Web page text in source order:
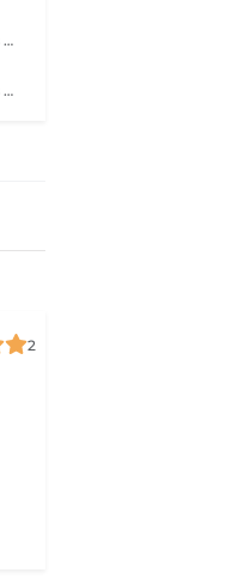
L'ensemble des soins sont des soins esthétiques, réalisés par des esthéticiennes diplômées. Ils n'ont pas de visée médicale et les massages ne sont aucunement sexuels. Vous avez pris rendez-vous dans un institut de beauté. Merci de respecter le personnel
L'ensemble des soins sont des soins esthétiques, réalisés par des esthéticiennes diplômées. Ils n'ont pas de visée médicale et les massages ne sont aucunement sexuels. Vous avez pris rendez-vous dans un institut de beauté. Merci de respecter le personnel
2